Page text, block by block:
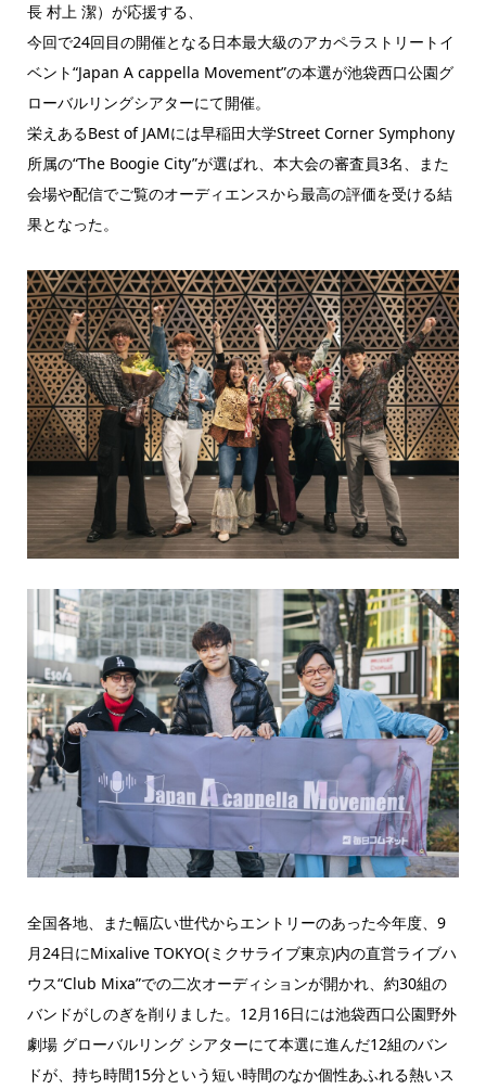
長 村上 潔）が応援する、
今回で24回目の開催となる日本最大級のアカペラストリートイ
ベント“Japan A cappella Movement”の本選が池袋西口公園グ
ローバルリングシアターにて開催。
栄えあるBest of JAMには早稲田大学Street Corner Symphony
所属の“The Boogie City”が選ばれ、本大会の審査員3名、また
会場や配信でご覧のオーディエンスから最高の評価を受ける結
果となった。
全国各地、また幅広い世代からエントリーのあった今年度、9
月24日にMixalive TOKYO(ミクサライブ東京)内の直営ライブハ
ウス“Club Mixa”での二次オーディションが開かれ、約30組の
バンドがしのぎを削りました。12月16日には池袋西口公園野外
劇場 グローバルリング シアターにて本選に進んだ12組のバン
ドが、持ち時間15分という短い時間のなか個性あふれる熱いス